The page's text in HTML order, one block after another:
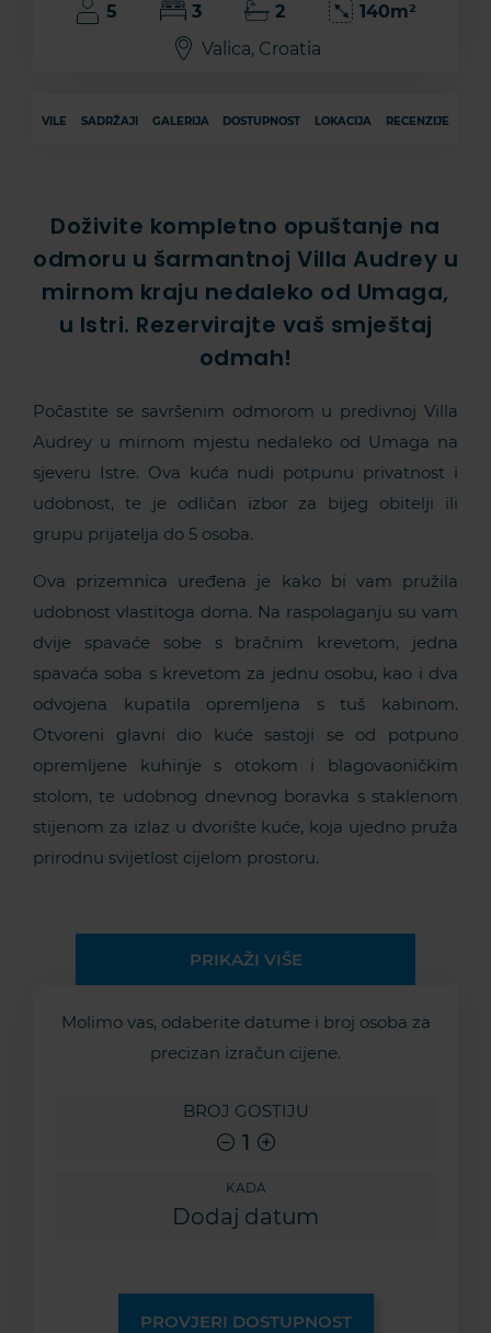
5 3 2
140m²
Valica, Croatia
VILE SADRŽAJI GALERIJA DOSTUPNOST LOKACIJA RECENZIJE
Doživite kompletno opuštanje na
odmoru u šarmantnoj Villa Audrey u
mirnom kraju nedaleko od Umaga,
u Istri. Rezervirajte vaš smještaj
odmah!
Počastite se savršenim odmorom u predivnoj Villa
Audrey u mirnom mjestu nedaleko od Umaga na
sjeveru Istre. Ova kuća nudi potpunu privatnost i
udobnost, te je odličan izbor za bijeg obitelji ili
grupu prijatelja do 5 osoba.
Ova prizemnica uređena je kako bi vam pružila
udobnost vlastitoga doma. Na raspolaganju su vam
dvije spavaće sobe s bračnim krevetom, jedna
spavaća soba s krevetom za jednu osobu, kao i dva
odvojena kupatila opremljena s tuš kabinom.
Otvoreni glavni dio kuće sastoji se od potpuno
opremljene kuhinje s otokom i blagovaoničkim
stolom, te udobnog dnevnog boravka s staklenom
stijenom za izlaz u dvorište kuće, koja ujedno pruža
prirodnu svijetlost cijelom prostoru.
PRIKAŽI VIŠE
Molimo vas, odaberite datume i broj osoba za
precizan izračun cijene.
BROJ GOSTIJU
1
KADA
PROVJERI DOSTUPNOST